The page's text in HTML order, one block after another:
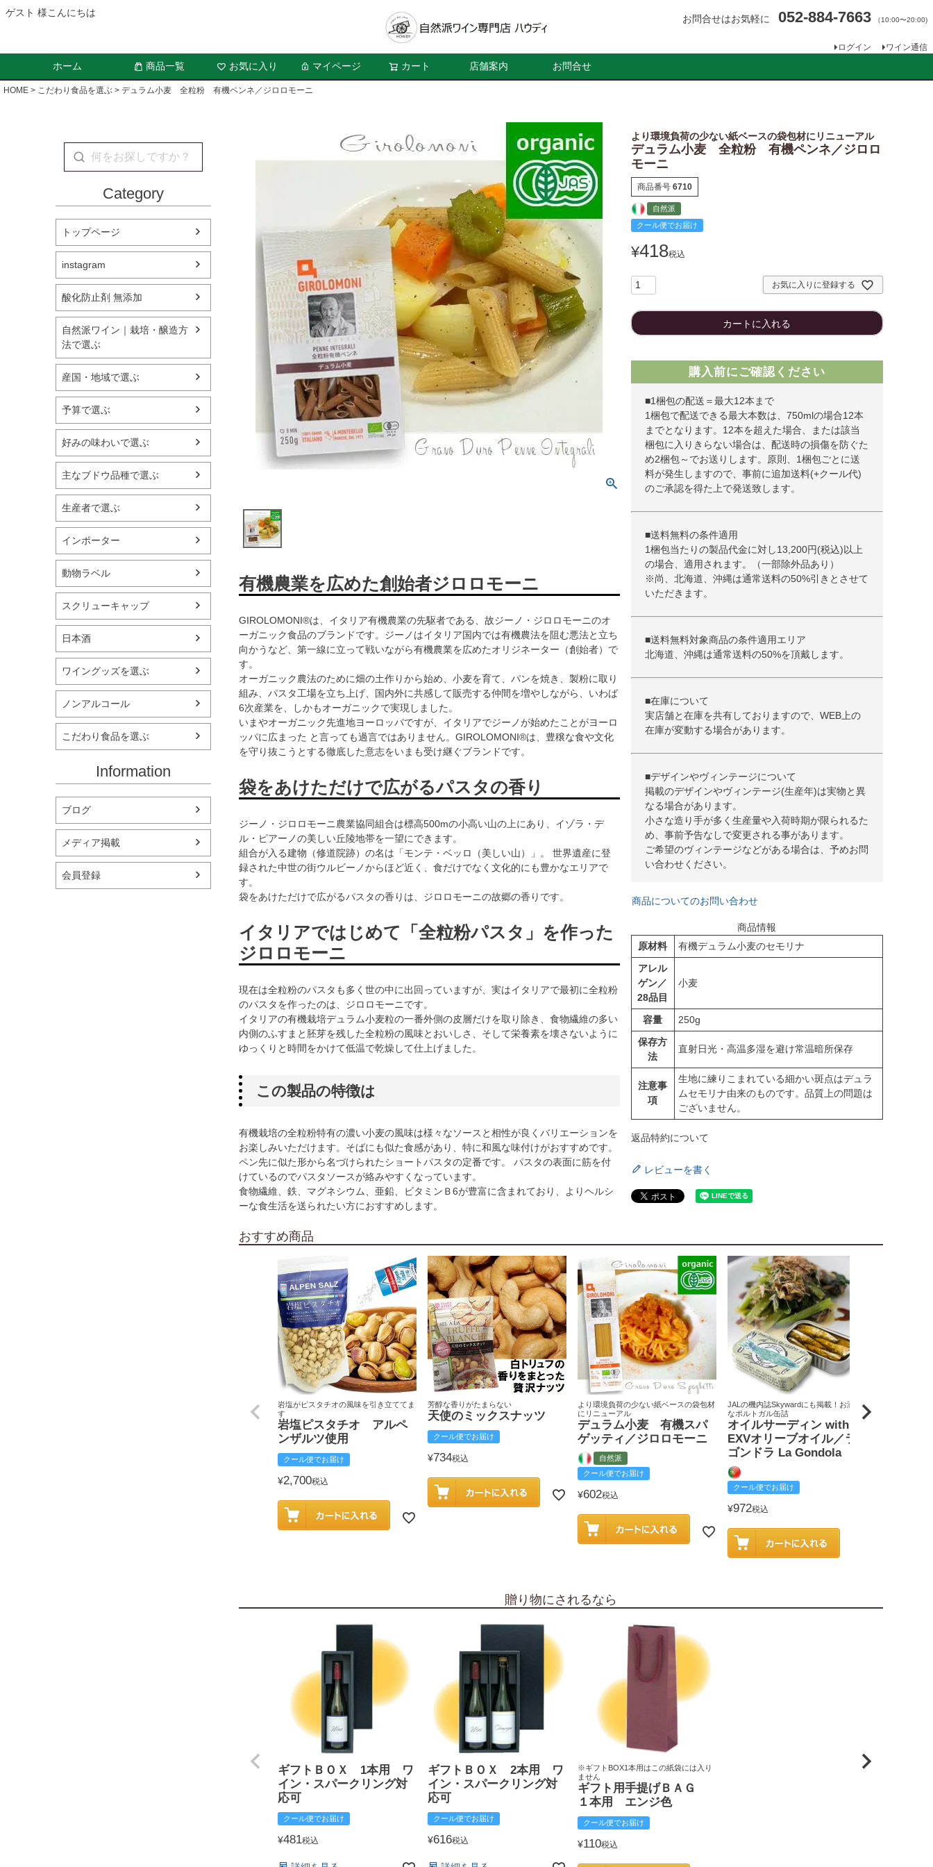
ゲスト 様こんにちは
お問合せはお気軽に 052-884-7663 （10:00〜20:00)
ログイン ワイン通信
ホーム 商品一覧 お気に入り マイページ カート 店舗案内 お問合せ
HOME こだわり食品を選ぶ デュラム小麦 全粒粉 有機ペンネ／ジロロモーニ
Category
トップページ
instagram
酸化防止剤 無添加
自然派ワイン｜栽培・醸造方
法で選ぶ
産国・地域で選ぶ
予算で選ぶ
好みの味わいで選ぶ
主なブドウ品種で選ぶ
生産者で選ぶ
インポーター
動物ラベル
スクリューキャップ
日本酒
ワイングッズを選ぶ
ノンアルコール
こだわり食品を選ぶ
Information
ブログ
メディア掲載
会員登録
有機農業を広めた創始者ジロロモーニ
GIROLOMONI®は、イタリア有機農業の先駆者である、故ジーノ・ジロロモーニのオ
ーガニック食品のブランドです。ジーノはイタリア国内では有機農法を阻む悪法と立ち
向かうなど、第一線に立って戦いながら有機農業を広めたオリジネーター（創始者）で
す。
オーガニック農法のために畑の土作りから始め、小麦を育て、パンを焼き、製粉に取り
組み、パスタ工場を立ち上げ、国内外に共感して販売する仲間を増やしながら、いわば
6次産業を、しかもオーガニックで実現しました。
いまやオーガニック先進地ヨーロッパですが、イタリアでジーノが始めたことがヨーロ
ッパに広まった と言っても過言ではありません。GIROLOMONI®は、豊穣な食や文化
を守り抜こうとする徹底した意志をいまも受け継ぐブランドです。
袋をあけただけで広がるパスタの香り
ジーノ・ジロロモーニ農業協同組合は標高500mの小高い山の上にあり、イゾラ・デ
ル・ピアーノの美しい丘陵地帯を一望にできます。
組合が入る建物（修道院跡）の名は「モンテ・ベッロ（美しい山）」。 世界遺産に登
録された中世の街ウルビーノからほど近く、食だけでなく文化的にも豊かなエリアで
す。
袋をあけただけで広がるパスタの香りは、ジロロモーニの故郷の香りです。
イタリアではじめて「全粒粉パスタ」を作った
ジロロモーニ
現在は全粒粉のパスタも多く世の中に出回っていますが、実はイタリアで最初に全粒粉
のパスタを作ったのは、ジロロモーニです。
イタリアの有機栽培デュラム小麦粒の一番外側の皮層だけを取り除き、食物繊維の多い
内側のふすまと胚芽を残した全粒粉の風味とおいしさ、そして栄養素を壊さないように
ゆっくりと時間をかけて低温で乾燥して仕上げました。
この製品の特徴は
有機栽培の全粒粉特有の濃い小麦の風味は様々なソースと相性が良くバリエーションを
お楽しみいただけます。そばにも似た食感があり、特に和風な味付けがおすすめです。
ペン先に似た形から名づけられたショートパスタの定番です。 パスタの表面に筋を付
けているのでパスタソースが絡みやすくなっています。
食物繊維、鉄、マグネシウム、亜鉛、ビタミンＢ6が豊富に含まれており、よりヘルシ
ーな食生活を送られたい方におすすめします。
より環境負荷の少ない紙ベースの袋包材にリニューアル
デュラム小麦 全粒粉 有機ペンネ／ジロロ
モーニ
商品番号 6710
自然派
クール便でお届け
¥418税込
お気に入りに登録する
カートに入れる
購入前にご確認ください
■1梱包の配送＝最大12本まで
1梱包で配送できる最大本数は、750mlの場合12本
までとなります。12本を超えた場合、または該当
梱包に入りきらない場合は、配送時の損傷を防ぐた
め2梱包～でお送りします。原則、1梱包ごとに送
料が発生しますので、事前に追加送料(+クール代)
のご承認を得た上で発送致します。
■送料無料の条件適用
1梱包当たりの製品代金に対し13,200円(税込)以上
の場合、適用されます。（一部除外品あり）
※尚、北海道、沖縄は通常送料の50%引きとさせて
いただきます。
■送料無料対象商品の条件適用エリア
北海道、沖縄は通常送料の50%を頂戴します。
■在庫について
実店舗と在庫を共有しておりますので、WEB上の
在庫が変動する場合があります。
■デザインやヴィンテージについて
掲載のデザインやヴィンテージ(生産年)は実物と異
なる場合があります。
小さな造り手が多く生産量や入荷時期が限られるた
め、事前予告なしで変更される事があります。
ご希望のヴィンテージなどがある場合は、予めお問
い合わせください。
商品についてのお問い合わせ
商品情報
原材料
有機デュラム小麦のセモリナ
アレル
ゲン／
28品目
小麦
容量
250g
保存方
法
直射日光・高温多湿を避け常温暗所保存
注意事
項
生地に練りこまれている細かい斑点はデュラ
ムセモリナ由来のものです。品質上の問題は
ございません。
返品特約について
レビューを書く
おすすめ商品
岩塩がピスタチオの風味を引き立ててま
す
岩塩ピスタチオ アルペ
ンザルツ使用
クール便でお届け
¥2,700税込
芳醇な香りがたまらない
天使のミックスナッツ
クール便でお届け
¥734税込
より環境負荷の少ない紙ベースの袋包材
にリニューアル
デュラム小麦 有機スパ
ゲッティ／ジロロモーニ
自然派
クール便でお届け
¥602税込
JALの機内誌Skywardにも掲載！お洒落
なポルトガル缶詰
オイルサーディン with
EXVオリーブオイル／ラ
ゴンドラ La Gondola
クール便でお届け
¥972税込
贈り物にされるなら
ギフトＢＯＸ 1本用 ワ
イン・スパークリング対
応可
クール便でお届け
¥481税込
ギフトＢＯＸ 2本用 ワ
イン・スパークリング対
応可
クール便でお届け
¥616税込
※ギフトBOX1本用はこの紙袋には入り
ません
ギフト用手提げＢＡＧ
１本用 エンジ色
クール便でお届け
¥110税込